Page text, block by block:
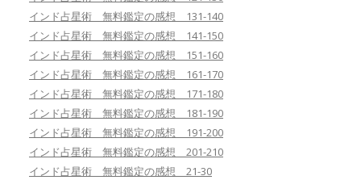
インド占星術 無料鑑定の感想 131-140
インド占星術 無料鑑定の感想 141-150
インド占星術 無料鑑定の感想 151-160
インド占星術 無料鑑定の感想 161-170
インド占星術 無料鑑定の感想 171-180
インド占星術 無料鑑定の感想 181-190
インド占星術 無料鑑定の感想 191-200
インド占星術 無料鑑定の感想 201-210
インド占星術 無料鑑定の感想 21-30